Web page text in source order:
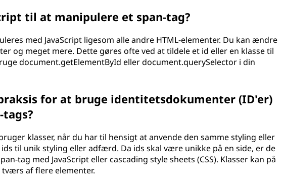
til at manipulere et span-tag?
med JavaScript ligesom alle andre HTML-elementer. Du kan ændre
og meget mere. Dette gøres ofte ved at tildele et id eller en klasse til
document.getElementById eller document.querySelector i din
for at bruge identitetsdokumenter (ID'er)
klasser, når du har til hensigt at anvende den samme styling eller
til unik styling eller adfærd. Da ids skal være unikke på en side, er de
tag med JavaScript eller cascading style sheets (CSS). Klasser kan på
af flere elementer.